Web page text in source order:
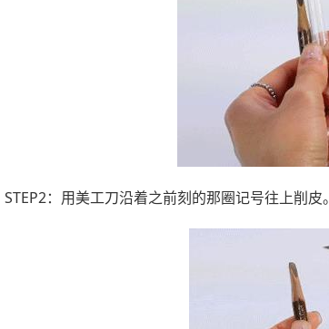
STEP2：用美工刀沿着之前刻的那圈记号往上削皮。